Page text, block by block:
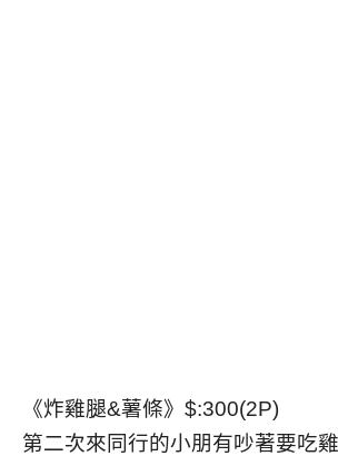
《炸雞腿&薯條》$:300(2P)
第二次來同行的小朋有吵著要吃